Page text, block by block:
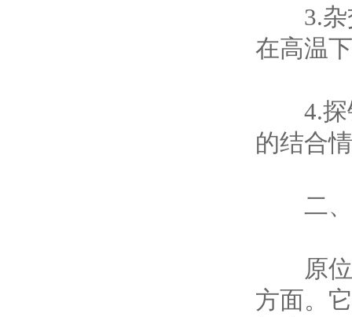
3.杂交
在高温
4.探针
的结合
二、
原位
方面。